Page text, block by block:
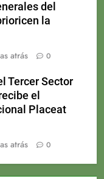
del
la
atrás 0
Tercer Sector
el
Placeat
atrás 0